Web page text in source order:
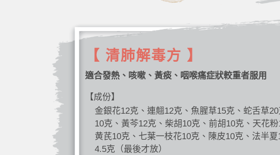
【 清肺解毒方 】
適合發熱、咳嗽、黃痰、咽喉痛症狀較重者服用
【成份】
金銀花12克、連翹12克、魚腥草15克、蛇舌草
10克、黃芩12克、柴胡10克、前胡10克、天花
黄芪10克、七葉一枝花10克、陳皮10克、法半
4.5克（最後才放）